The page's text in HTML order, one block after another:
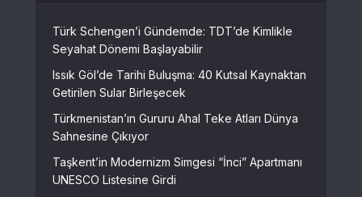
Türk Schengen’i Gündemde: TDT’de Kimlikle
Seyahat Dönemi Başlayabilir
Issık Göl’de Tarihi Buluşma: 40 Kutsal Kaynaktan
Getirilen Sular Birleşecek
Türkmenistan’ın Gururu Ahal Teke Atları Dünya
Sahnesine Çıkıyor
Taşkent’in Modernizm Simgesi “İnci” Apartmanı
UNESCO Listesine Girdi